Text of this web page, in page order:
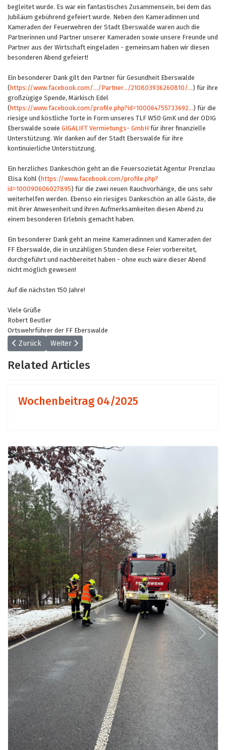
begleitet wurde. Es war ein fantastisches Zusammensein, bei dem das
Jubiläum gebührend gefeiert wurde. Neben den Kameradinnen und
Kameraden der Feuerwehren der Stadt Eberswalde waren auch die
Partnerinnen und Partner unserer Kameraden sowie unsere Freunde und
Partner aus der Wirtschaft eingeladen - gemeinsam haben wir diesen
besonderen Abend gefeiert!
Ein besonderer Dank gilt den Partner für Gesundheit Eberswalde
(https://www.facebook.com/.../Partner.../210803936260810/...) für ihre
großzügige Spende, Märkisch Edel
(https://www.facebook.com/profile.php?id=100064755733692...) für die
riesige und köstliche Torte in Form unseres TLF W50 GmK und der ODIG
Eberswalde sowie GIGALIFT Vermietungs- GmbH für ihrer finanzielle
Unterstützung. Wir danken auf der Stadt Eberswalde für ihre
kontinuierliche Unterstützung.
Ein herzliches Dankeschön geht an die Feuersozietät Agentur Prenzlau
Elisa Kohl (https://www.facebook.com/profile.php?
id=100090606027895) für die zwei neuen Rauchvorhänge, die uns sehr
weiterhelfen werden. Ebenso ein riesiges Dankeschön an alle Gäste, die
mit ihrer Anwesenheit und ihren Aufmerksamkeiten diesen Abend zu
einem besonderen Erlebnis gemacht haben.
Ein besonderer Dank geht an meine Kameradinnen und Kameraden der
FF Eberswalde, die in unzähligen Stunden diese Feier vorbereitet,
durchgeführt und nachbereitet haben - ohne euch wäre dieser Abend
nicht möglich gewesen!
Auf die nächsten 150 Jahre!
Viele Grüße
Robert Beutler
Ortswehrführer der FF Eberswalde
Vorheriger Beitrag: Wochenbeitrag 06/2025
Zurück Nächster Beitrag: Wochenbeitrag 04/2025
Weiter
Related Articles
Wochenbeitrag 04/2025
Previous Next